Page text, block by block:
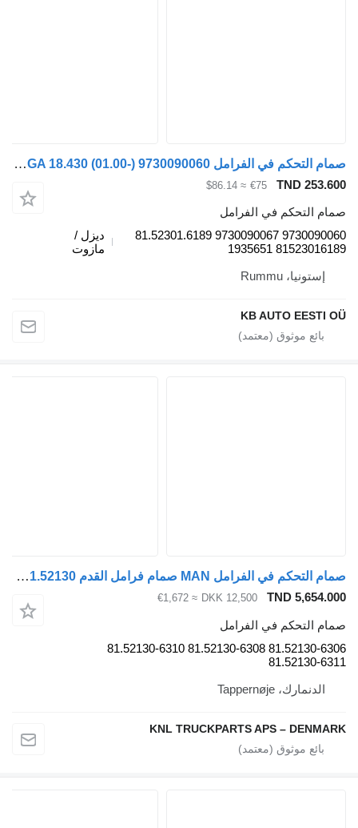
صمام التحكم في الفرامل WABCO TGA 18.430 (01.00-) 9730090060 لـ الشاحنات MAN 4-series, TGA (1993-2009)
TND
€75
≈ $86.14
التحكم في الفرامل
9730090060 9730090067 81.52301.6189
81523016189
ديزل /
مازوت
إستونيا، Rummu
KB AUTO EESTI
صمام التحكم في الفرامل MAN صمام فرامل القدم 81.52130-6304 81.52130-6306 لـ الشاحنات
TND
DKK 12,500
≈ €1,672
التحكم في الفرامل
81.52130-6306 81.52130-6308 81.52130-6310
81.52130-
الدنمارك، Tappernøje
KNL TRUCKPARTS APS –